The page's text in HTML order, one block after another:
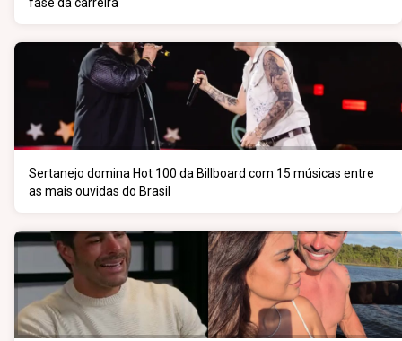
Sertanejo domina Hot 100 da Billboard com 15 músicas entre
as mais ouvidas do Brasil